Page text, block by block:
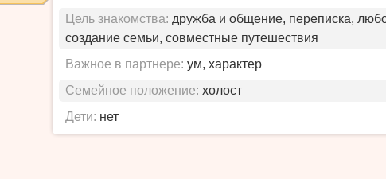
Цель знакомства: дружба и общение, переписка,
создание семьи, совместные путешествия
Важное в партнере: ум, характер
Семейное положение: холост
Дети: нет